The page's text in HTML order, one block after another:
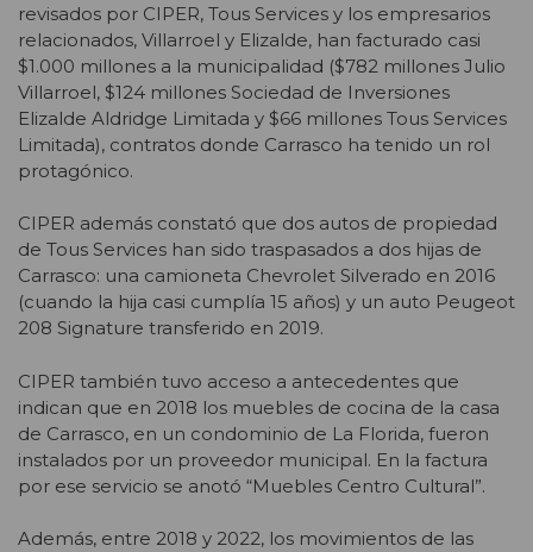
revisados por CIPER, Tous Services y los empresarios
relacionados, Villarroel y Elizalde, han facturado casi
$1.000 millones a la municipalidad ($782 millones Julio
Villarroel, $124 millones Sociedad de Inversiones
Elizalde Aldridge Limitada y $66 millones Tous Services
Limitada), contratos donde Carrasco ha tenido un rol
protagónico.
CIPER además constató que dos autos de propiedad
de Tous Services han sido traspasados a dos hijas de
Carrasco: una camioneta Chevrolet Silverado en 2016
(cuando la hija casi cumplía 15 años) y un auto Peugeot
208 Signature transferido en 2019.
CIPER también tuvo acceso a antecedentes que
indican que en 2018 los muebles de cocina de la casa
de Carrasco, en un condominio de La Florida, fueron
instalados por un proveedor municipal. En la factura
por ese servicio se anotó “Muebles Centro Cultural”.
Además, entre 2018 y 2022, los movimientos de las